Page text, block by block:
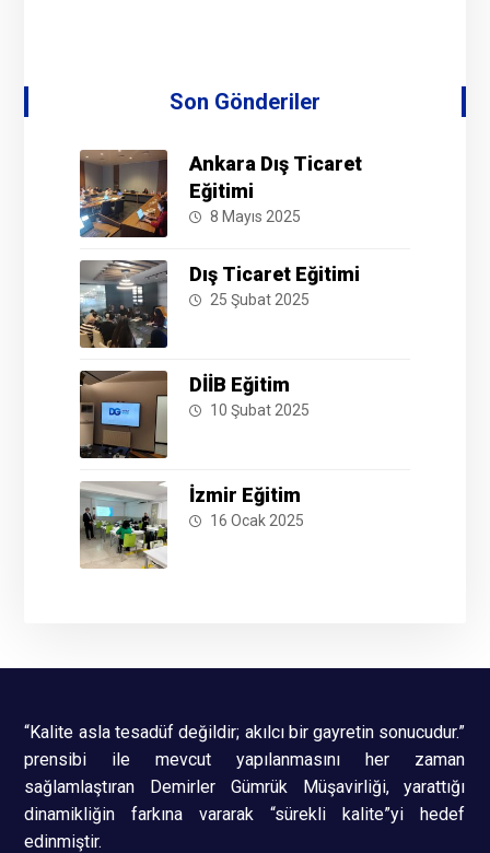
Son Gönderiler
Ankara Dış Ticaret
Eğitimi
8 Mayıs 2025
Dış Ticaret Eğitimi
25 Şubat 2025
DİİB Eğitim
10 Şubat 2025
İzmir Eğitim
16 Ocak 2025
“Kalite asla tesadüf değildir; akılcı bir gayretin sonucudur.”
prensibi ile mevcut yapılanmasını her zaman
sağlamlaştıran Demirler Gümrük Müşavirliği, yarattığı
dinamikliğin farkına vararak “sürekli kalite”yi hedef
edinmiştir.